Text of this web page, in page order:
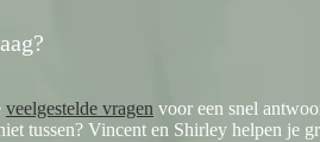
veelgestelde vragen voor een snel
tussen? Vincent en Shirley helpen je